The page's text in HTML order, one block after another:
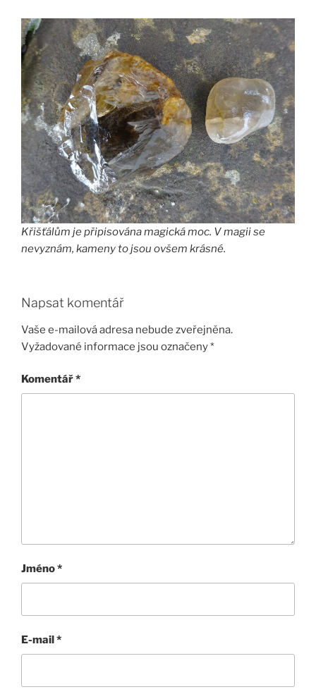
Křišťálům je připisována magická moc. V magii se
nevyznám, kameny to jsou ovšem krásné.
Napsat komentář
Vaše e-mailová adresa nebude zveřejněna.
Vyžadované informace jsou označeny*
Komentář*
Jméno*
E-mail*